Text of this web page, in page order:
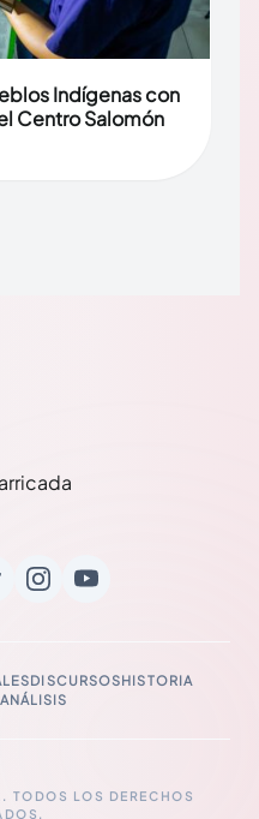
Indígenas con
Centro Salomón
DISCURSOSHISTORIA
ANÁLISIS
LOS DERECHOS